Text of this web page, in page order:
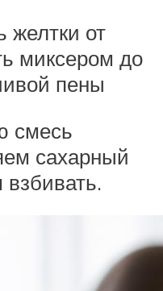
желтки от
миксером до
пены
смесь
сахарный